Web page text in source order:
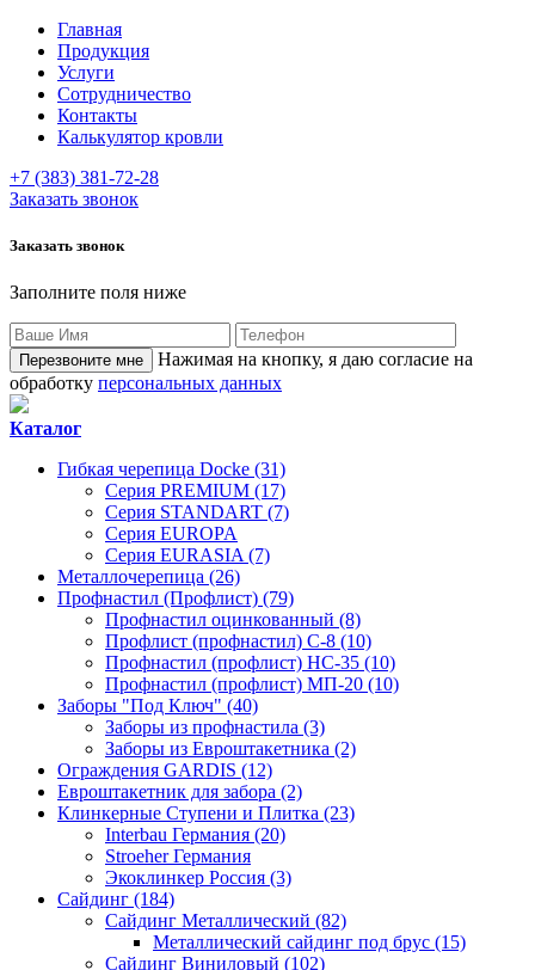
Главная
Продукция
Услуги
Сотрудничество
Контакты
Калькулятор кровли
+7 (383) 381-72-28
Заказать звонок
Заказать звонок
Заполните поля ниже
Нажимая на кнопку, я даю согласие на
обработку персональных данных
Каталог
Гибкая черепица Docke (31)
Серия PREMIUM (17)
Серия STANDART (7)
Серия EUROPA
Серия EURASIA (7)
Металлочерепица (26)
Профнастил (Профлист) (79)
Профнастил оцинкованный (8)
Профлист (профнастил) С-8 (10)
Профнастил (профлист) НС-35 (10)
Профнастил (профлист) МП-20 (10)
Заборы "Под Ключ" (40)
Заборы из профнастила (3)
Заборы из Евроштакетника (2)
Ограждения GARDIS (12)
Евроштакетник для забора (2)
Клинкерные Ступени и Плитка (23)
Interbau Германия (20)
Stroeher Германия
Экоклинкер Россия (3)
Сайдинг (184)
Сайдинг Металлический (82)
Металлический сайдинг под брус (15)
Сайдинг Виниловый (102)